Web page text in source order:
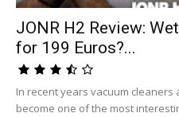
JONR H2 Review:
for 199 Euros?...
In recent years vacuum
become one of the most